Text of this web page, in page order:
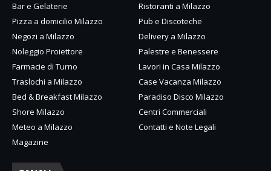
Bar e Gelaterie
Ristoranti a Milazzo
Pizza a domicilio Milazzo
Pub e Discoteche
Negozi a Milazzo
Delivery a Milazzo
Noleggio Proiettore
Palestre e Benessere
Farmacie di Turno
Lavori in Casa Milazzo
Traslochi a Milazzo
Case Vacanza Milazzo
Bed & Breakfast Milazzo
Paradiso Disco Milazzo
Shore Milazzo
Centri Commerciali
Meteo a Milazzo
Contatti e Note Legali
Magazine